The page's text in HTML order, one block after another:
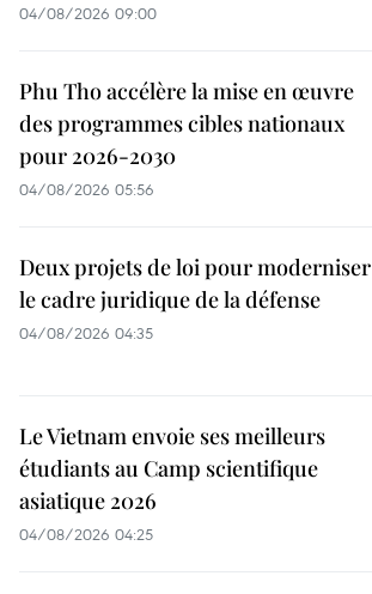
04/08/2026 09:00
Phu Tho accélère la mise en œuvre
des programmes cibles nationaux
pour 2026-2030
04/08/2026 05:56
Deux projets de loi pour moderniser
le cadre juridique de la défense
04/08/2026 04:35
Le Vietnam envoie ses meilleurs
étudiants au Camp scientifique
asiatique 2026
04/08/2026 04:25